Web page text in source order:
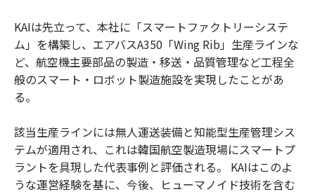
KAIは先立って、本社に「スマートファクトリーシステ
ム」を構築し、エアバスA350「Wing Rib」生産ラインな
ど、航空機主要部品の製造・移送・品質管理など工程全
般のスマート・ロボット製造施設を実現したことがあ
る。
該当生産ラインには無人運送装備と知能型生産管理シス
テムが適用され、これは韓国航空製造現場にスマートプ
ラントを具現した代表事例と評価される。 KAIはこのよ
うな運営経験を基に、今後、ヒューマノイド技術を含む